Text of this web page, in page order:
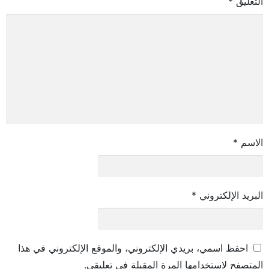
الاسم *
البريد الإلكتروني *
احفظ اسمي، بريدي الإلكتروني، والموقع الإلكتروني في هذا
المتصفح لاستخدامها المرة المقبلة في تعليقي.